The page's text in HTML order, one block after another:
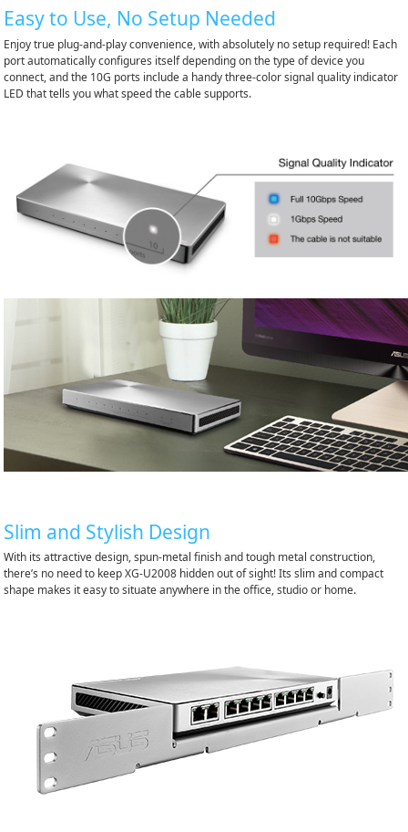
Easy to Use, No Setup Needed
Enjoy true plug-and-play convenience, with absolutely no setup required! Each
port automatically configures itself depending on the type of device you
connect, and the 10G ports include a handy three-color signal quality indicator
LED that tells you what speed the cable supports.
Slim and Stylish Design
With its attractive design, spun-metal finish and tough metal construction,
there’s no need to keep XG-U2008 hidden out of sight! Its slim and compact
shape makes it easy to situate anywhere in the office, studio or home.